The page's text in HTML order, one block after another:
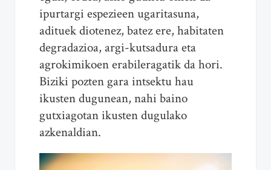
ipurtargi espezieen ugaritasuna,
adituek diotenez, batez ere, habitaten
degradazioa, argi-kutsadura eta
agrokimikoen erabileragatik da hori.
Biziki pozten gara intsektu hau
ikusten dugunean, nahi baino
gutxiagotan ikusten dugulako
azkenaldian.